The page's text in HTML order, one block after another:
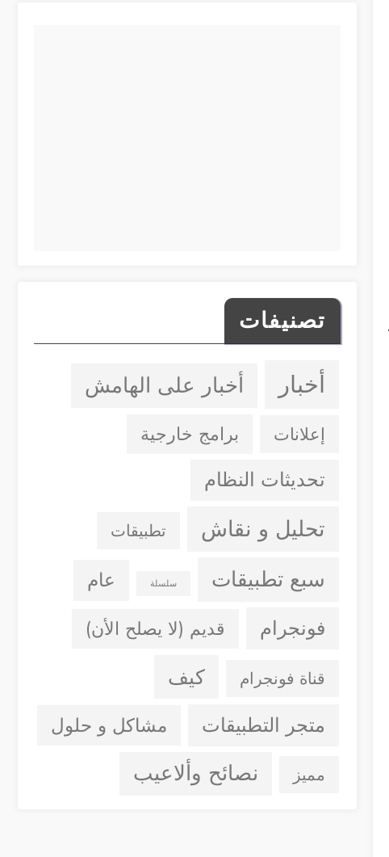
تصنيفات
أخبار أخبار على الهامش
إعلانات برامج خارجية
تحديثات النظام
تحليل و نقاش تطبيقات
سبع تطبيقات سلسلة عام
فونجرام قديم (لا يصلح الأن)
قناة فونجرام كيف
متجر التطبيقات مشاكل و حلول
مميز نصائح وألاعيب